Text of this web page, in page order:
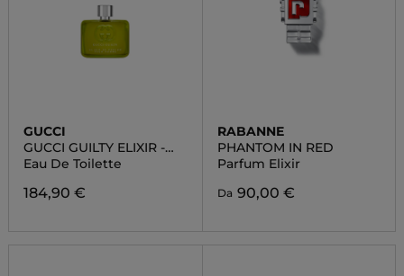
GUCCI
GUCCI GUILTY ELIXIR -
UOMO
Eau De Toilette
184,90 €
RABANNE
PHANTOM IN RED
Parfum Elixir
Da 90,00 €